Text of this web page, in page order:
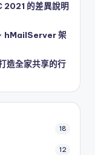
的差異說明
hMailServer 架
造全家共享的行
18
12